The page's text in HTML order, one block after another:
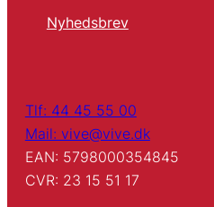
Nyhedsbrev
Tlf: 44 45 55 00
Mail: vive@vive.dk
EAN: 5798000354845
CVR: 23 15 51 17